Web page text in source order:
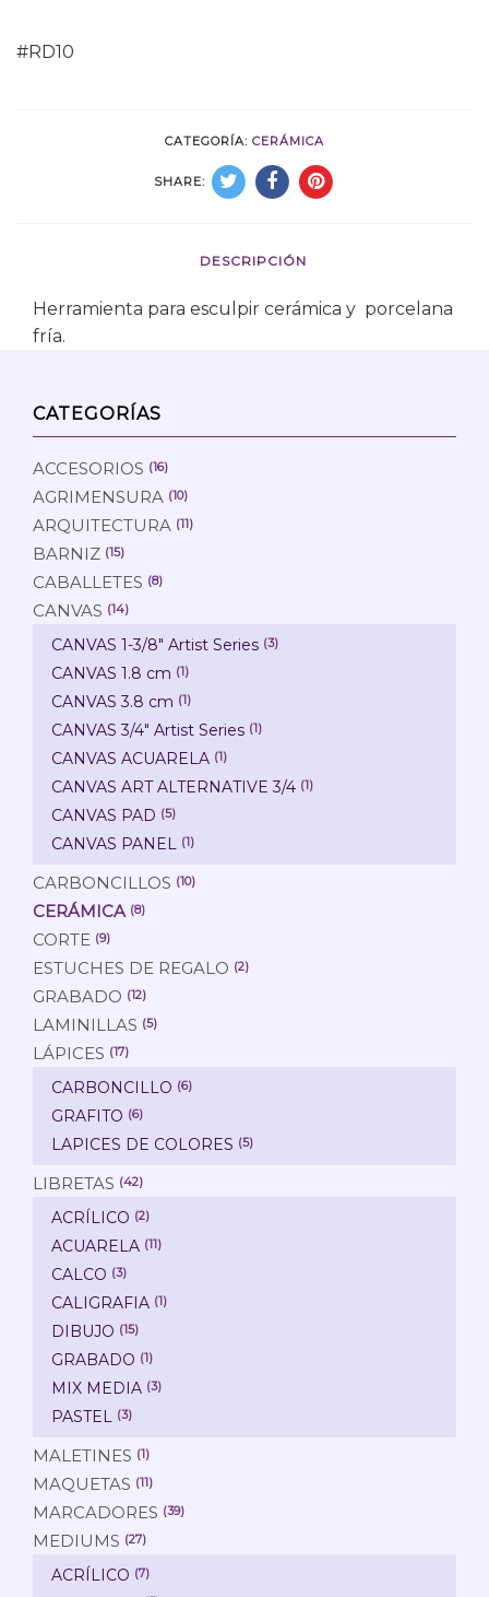
#RD10
CATEGORÍA: CERÁMICA
SHARE:
DESCRIPCIÓN
Herramienta para esculpir cerámica y porcelana
fría.
CATEGORÍAS
ACCESORIOS (16)
AGRIMENSURA (10)
ARQUITECTURA (11)
BARNIZ (15)
CABALLETES (8)
CANVAS (14)
CANVAS 1-3/8" Artist Series (3)
CANVAS 1.8 cm (1)
CANVAS 3.8 cm (1)
CANVAS 3/4" Artist Series (1)
CANVAS ACUARELA (1)
CANVAS ART ALTERNATIVE 3/4 (1)
CANVAS PAD (5)
CANVAS PANEL (1)
CARBONCILLOS (10)
CERÁMICA (8)
CORTE (9)
ESTUCHES DE REGALO (2)
GRABADO (12)
LAMINILLAS (5)
LÁPICES (17)
CARBONCILLO (6)
GRAFITO (6)
LAPICES DE COLORES (5)
LIBRETAS (42)
ACRÍLICO (2)
ACUARELA (11)
CALCO (3)
CALIGRAFIA (1)
DIBUJO (15)
GRABADO (1)
MIX MEDIA (3)
PASTEL (3)
MALETINES (1)
MAQUETAS (11)
MARCADORES (39)
MEDIUMS (27)
ACRÍLICO (7)